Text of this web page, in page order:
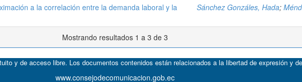
a la correlación entre la demanda laboral y la
Sánchez Gonzáles, Hada;
Mostrando resultados 1 a 3 de 3
y de acceso libre. Los documentos contenidos están relacionados a la libertad de expresión y
www.consejodecomunicacion.gob.ec